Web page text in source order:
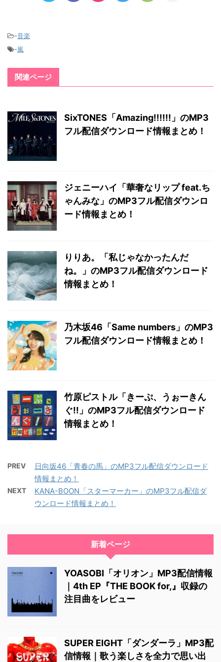
-音楽
-嵐
関連ページ
SixTONES「Amazing!!!!!!」のMP3
フル配信ダウンロード情報まとめ！
ジェニーハイ「華奢なリップ feat.ち
ゃんみな」のMP3フル配信ダウンロ
ード情報まとめ！
りりあ。「私じゃなかったんだ
ね。」のMP3フル配信ダウンロード
情報まとめ！
乃木坂46「Same numbers」のMP3
フル配信ダウンロード情報まとめ！
竹原ピストル「きーぷ、うぉーきん
ぐ!!」のMP3フル配信ダウンロード
情報まとめ！
PREV
日向坂46「青春の馬」のMP3フル配信ダウンロード
情報まとめ！
NEXT
KANA-BOON「スターマーカー」のMP3フル配信ダ
ウンロード情報まとめ！
新着ページ
YOASOBI「オリオン」MP3配信情報
｜4th EP『THE BOOK for,』収録の
注目曲をレビュー
SUPER EIGHT「ダンダーラ」MP3配
信情報｜歌う楽しさを全力で思い出